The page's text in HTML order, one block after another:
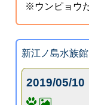
※ウンピョウ
新江ノ島水族館
2019/05/